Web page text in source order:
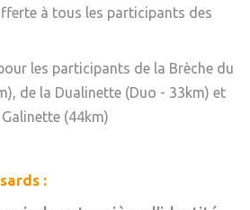
à tous les participants des
les participants de la Brèche du
de la Dualinette (Duo - 33km) et
(44km)
: